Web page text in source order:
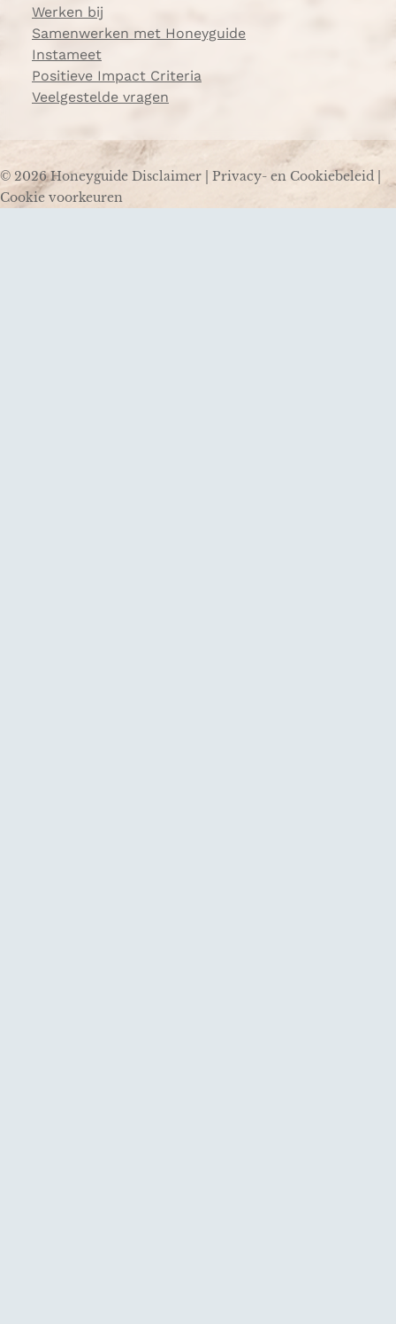
Werken bij
Samenwerken met Honeyguide
Instameet
Positieve Impact Criteria
Veelgestelde vragen
© 2026 Honeyguide Disclaimer Privacy- en Cookiebeleid
Cookie voorkeuren